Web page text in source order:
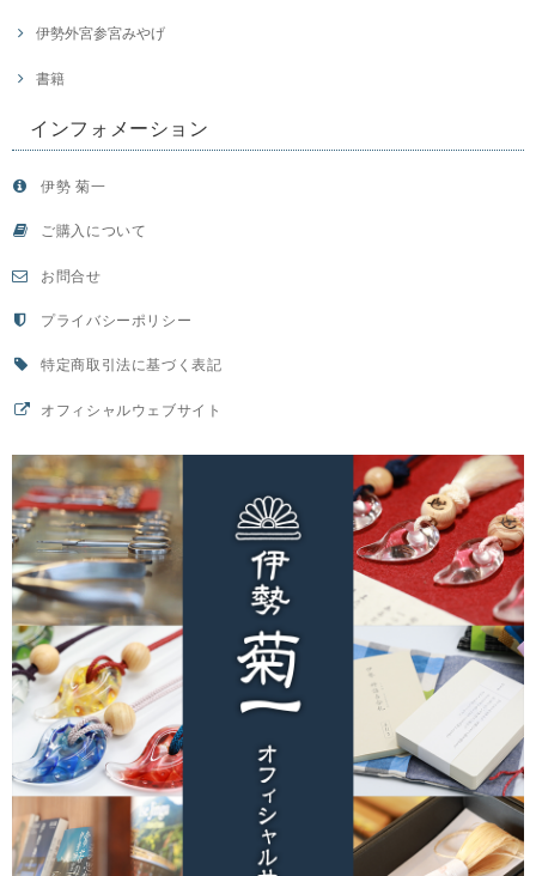
伊勢外宮参宮みやげ
書籍
インフォメーション
伊勢 菊一
ご購入について
お問合せ
プライバシーポリシー
特定商取引法に基づく表記
オフィシャルウェブサイト